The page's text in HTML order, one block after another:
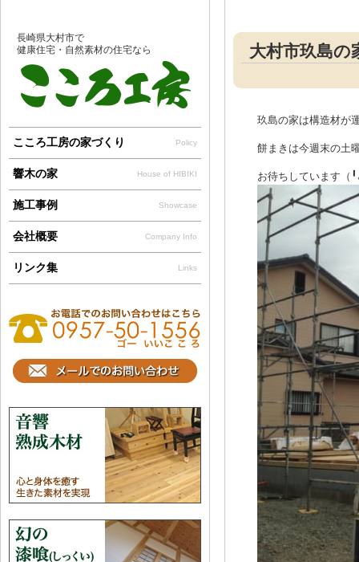
大村市玖島の
玖島の家は構造材が
餅まきは今週末の土
お待ちしています（
長崎県大村市で
健康住宅・自然素材の住宅なら
こころ工房の家づくり Policy
響木の家 House of HIBIKI
施工事例 Showcase
会社概要 Company Info
リンク集 Links